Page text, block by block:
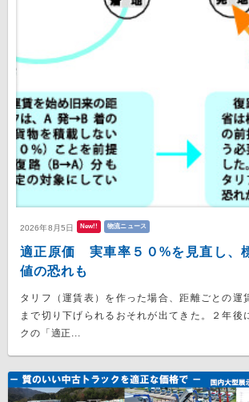
2026年8月5日 New!! 物流ニュース
適正原価 実車率５０%を見直し、
値の恐れも
タリフ（運賃表）を作った場合、距離ごとの運
まで切り下げられるおそれが出てきた。２年後
クの「適正...